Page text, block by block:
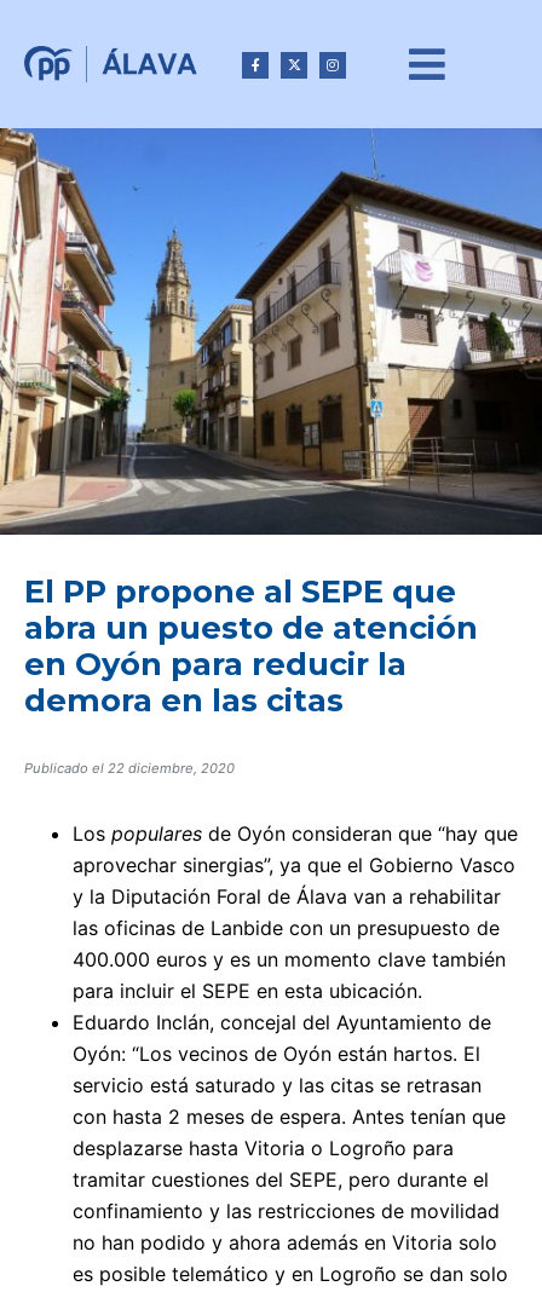
Publicado el 22 diciembre, 2020
El PP propone al SEPE que
abra un puesto de atención
en Oyón para reducir la
demora en las citas
Los populares de Oyón consideran que “hay que
aprovechar sinergias”, ya que el Gobierno Vasco
y la Diputación Foral de Álava van a rehabilitar
las oficinas de Lanbide con un presupuesto de
400.000 euros y es un momento clave también
para incluir el SEPE en esta ubicación.
Eduardo Inclán, concejal del Ayuntamiento de
Oyón: “Los vecinos de Oyón están hartos. El
servicio está saturado y las citas se retrasan
con hasta 2 meses de espera. Antes tenían que
desplazarse hasta Vitoria o Logroño para
tramitar cuestiones del SEPE, pero durante el
confinamiento y las restricciones de movilidad
no han podido y ahora además en Vitoria solo
es posible telemático y en Logroño se dan solo